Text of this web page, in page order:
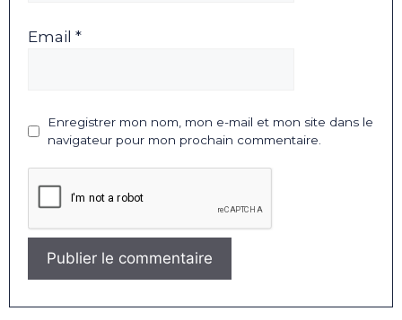
Email *
Enregistrer mon nom, mon e-mail et mon site dans le
navigateur pour mon prochain commentaire.